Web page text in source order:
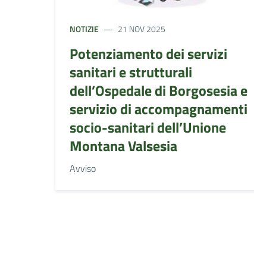
NOTIZIE 21 NOV 2025
Potenziamento dei servizi
sanitari e strutturali
dell’Ospedale di Borgosesia e
servizio di accompagnamenti
socio-sanitari dell’Unione
Montana Valsesia
Avviso